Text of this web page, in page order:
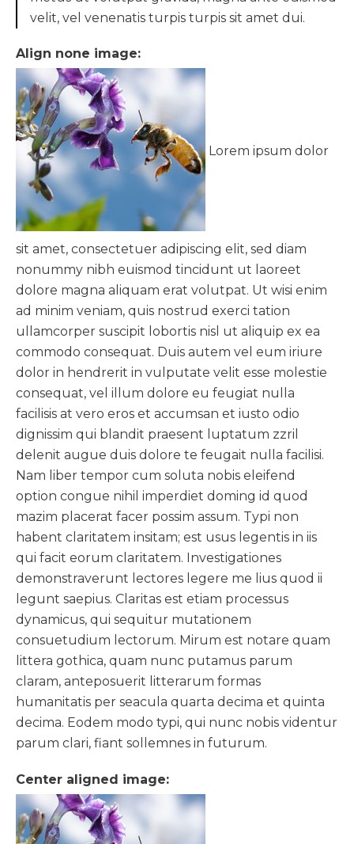
velit, vel venenatis turpis turpis sit amet dui.
Align none image:
Lorem ipsum dolor
sit amet, consectetuer adipiscing elit, sed diam
nonummy nibh euismod tincidunt ut laoreet
dolore magna aliquam erat volutpat. Ut wisi enim
ad minim veniam, quis nostrud exerci tation
ullamcorper suscipit lobortis nisl ut aliquip ex ea
commodo consequat. Duis autem vel eum iriure
dolor in hendrerit in vulputate velit esse molestie
consequat, vel illum dolore eu feugiat nulla
facilisis at vero eros et accumsan et iusto odio
dignissim qui blandit praesent luptatum zzril
delenit augue duis dolore te feugait nulla facilisi.
Nam liber tempor cum soluta nobis eleifend
option congue nihil imperdiet doming id quod
mazim placerat facer possim assum. Typi non
habent claritatem insitam; est usus legentis in iis
qui facit eorum claritatem. Investigationes
demonstraverunt lectores legere me lius quod ii
legunt saepius. Claritas est etiam processus
dynamicus, qui sequitur mutationem
consuetudium lectorum. Mirum est notare quam
littera gothica, quam nunc putamus parum
claram, anteposuerit litterarum formas
humanitatis per seacula quarta decima et quinta
decima. Eodem modo typi, qui nunc nobis videntur
parum clari, fiant sollemnes in futurum.
Center aligned image: